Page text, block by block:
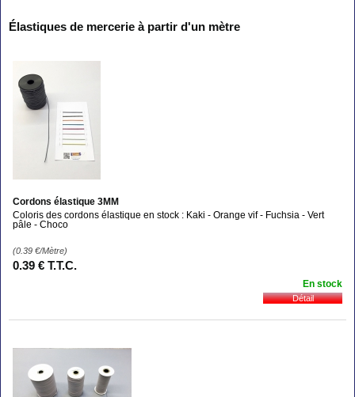
Élastiques de mercerie à partir d'un mètre
Cordons élastique 3MM
Coloris des cordons élastique en stock : Kaki - Orange vif - Fuchsia - Vert
pâle - Choco
(0.39 €/Mètre)
0.39 € T.T.C.
En stock